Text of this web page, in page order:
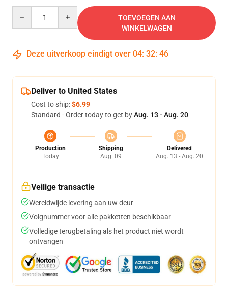
TOEVOEGEN AAN
WINKELWAGEN
Deze uitverkoop eindigt over 04: 32: 46
Deliver to United States
Cost to ship:$6.99
Standard - Order today to get byAug. 13 - Aug. 20
Production
Today
Shipping
Aug. 09
Delivered
Aug. 13 - Aug. 20
Veilige transactie
Wereldwijde levering aan uw deur
Volgnummer voor alle pakketten beschikbaar
Volledige terugbetaling als het product niet wordt
ontvangen